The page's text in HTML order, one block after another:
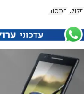
סלולר סמסונג